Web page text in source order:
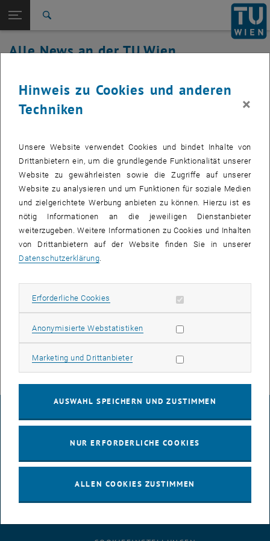
TU Login
Quicklinks
Quicklinks-Menü umschalten
Studium
International
Zur 1. Menü Ebene
Alle News
Zurück: Subseiten von TU Wien Startseite auflisten
TU Wien Startseite
Alle News an der TU Wien
10. August 2020
TUownCloud/TUproCloud Wartung
Erstellt vonWolfgang Meyer
Die Services TUownCloud und TUproCloud stehen nach der
Abschaltung im Wartungsfenster am Wochenende seit Montag
10.8. 8h wieder in vollem Umfang wie gewohnt zur Verfügung.
Alle Daten wurden erfolgreich auf ein neues leistungsfähigeres
steigende Anforderungen besser vorbereitet werden.
Wir danken für ihr Verständnis.
BARRIEREFREIHEITSERKLÄRUNG
DATENSCHUTZERKLÄRUNG (PDF)
Hinweis zu Cookies und anderen
Techniken
×
Unsere Website verwendet Cookies und bindet Inhalte von
Drittanbietern ein, um die grundlegende Funktionalität unserer
Website zu gewährleisten sowie die Zugriffe auf unserer
Website zu analysieren und um Funktionen für soziale Medien
und zielgerichtete Werbung anbieten zu können. Hierzu ist es
nötig Informationen an die jeweiligen Dienstanbieter
weiterzugeben. Weitere Informationen zu Cookies und Inhalten
von Drittanbietern auf der Website finden Sie in unserer
Datenschutzerklärung
Erforderliche Cookies Erforderliche Cookies zulassen
Anonymisierte WebstatistikenStatistik Cookies zulassen
Marketing und DrittanbieterMarketing Cookies zulassen
AUSWAHL SPEICHERN UND ZUSTIMMEN
NUR ERFORDERLICHE COOKIES
ALLEN COOKIES ZUSTIMMEN